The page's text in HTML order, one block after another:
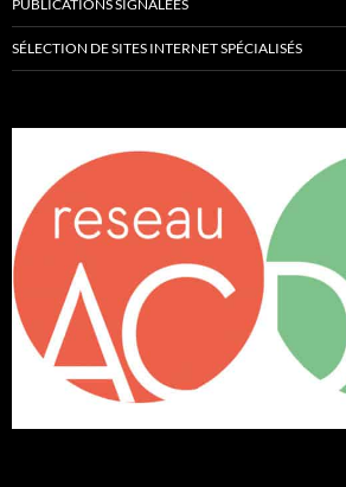
PUBLICATIONS SIGNALÉES
SÉLECTION DE SITES INTERNET SPÉCIALISÉS